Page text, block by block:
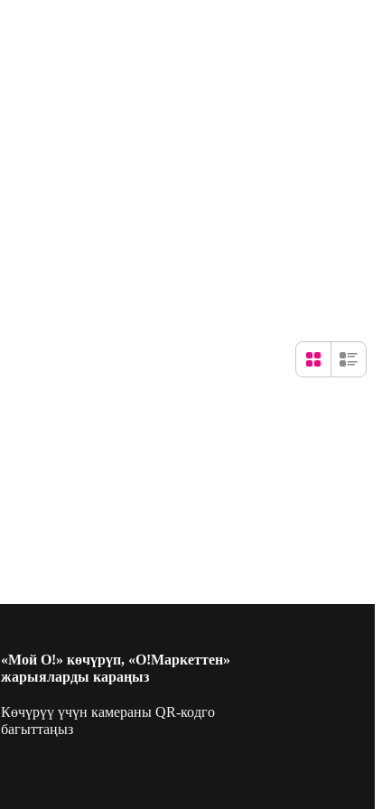
«Мой О!» көчүрүп, «О!Маркеттен»
жарыяларды караңыз
Көчүрүү үчүн камераны QR-кодго
багыттаңыз